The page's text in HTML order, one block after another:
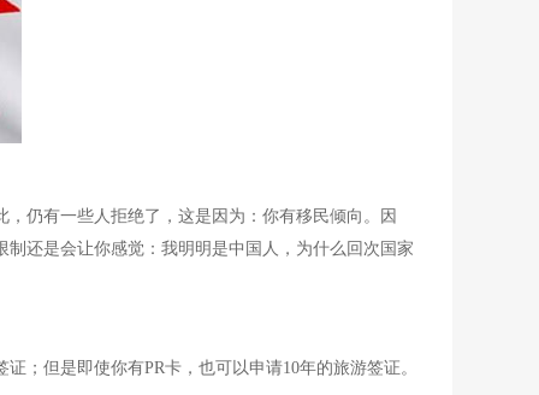
仍有一些人拒绝了，这是因为：你有移民倾向。因
还是会让你感觉：我明明是中国人，为什么回次国家
；但是即使你有PR卡，也可以申请10年的旅游签证。